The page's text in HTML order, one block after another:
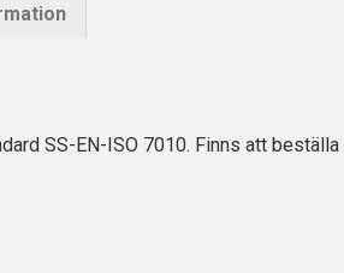
SS-EN-ISO 7010. Finns att